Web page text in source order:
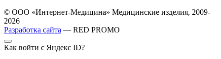
© ООО «Интернет-Медицина» Медицинские изделия, 2009-
2026
Разработка сайта — RED PROMO
Как войти с Яндекс ID?